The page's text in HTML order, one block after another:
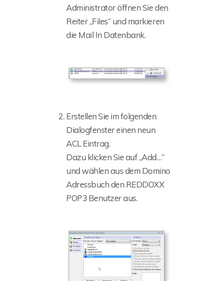
Administrator öffnen Sie den
Reiter „Files“ und markieren
die Mail In Datenbank.
Erstellen Sie im folgenden
Dialogfenster einen neun
ACL Eintrag.
Dazu klicken Sie auf „Add…“
und wählen aus dem Domino
Adressbuch den REDDOXX
POP3 Benutzer aus.